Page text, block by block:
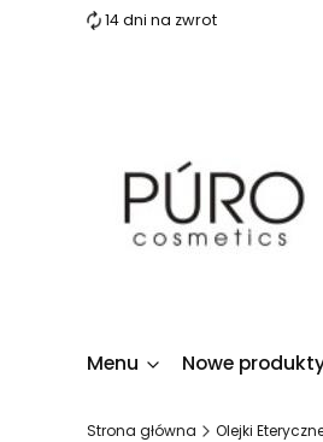
14 dni na zwrot
Menu Nowe
Strona główna Olejki